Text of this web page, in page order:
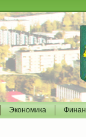
Экономика